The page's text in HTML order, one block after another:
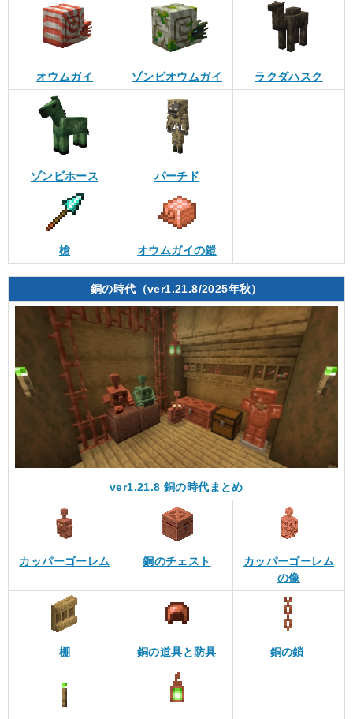
オウムガイ ゾンビオウムガイ ラクダハスク
ゾンビホース パーチド
槍 オウムガイの鎧
銅の時代（ver1.21.8/2025年秋）
ver1.21.8 銅の時代まとめ
カッパーゴーレム 銅のチェスト
カッパーゴーレム
の像
棚 銅の道具と防具 銅の鎖